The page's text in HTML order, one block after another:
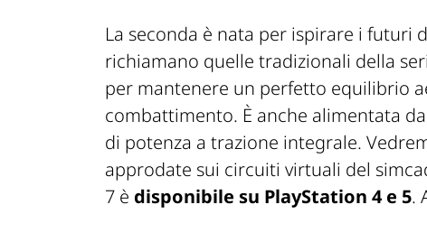
La seconda è nata per ispirare i futuri
richiamano quelle tradizionali della
per mantenere un perfetto equilibrio
combattimento. È anche alimentata
di potenza a trazione integrale.
approdate sui circuiti virtuali del
7 è disponibile su PlayStation 4 e 5.